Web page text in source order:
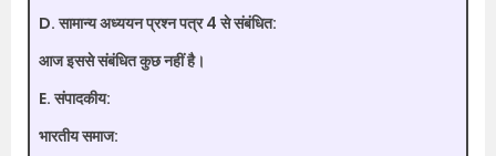
D. सामान्य अध्ययन प्रश्न पत्र 4 से संबंधित:
आज इससे संबंधित कुछ नहीं है।
E. संपादकीय:
भारतीय समाज: